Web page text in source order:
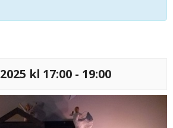
kl 17:00 - 19:00